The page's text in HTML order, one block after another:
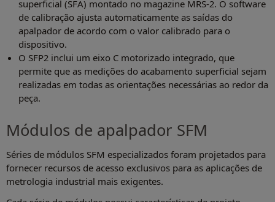
superficial (SFA) montado no magazine MRS-2. O software
de calibração ajusta automaticamente as saídas do
apalpador de acordo com o valor calibrado para o
dispositivo.
O SFP2 inclui um eixo C motorizado integrado, que
permite que as medições do acabamento superficial sejam
realizadas em todas as orientações necessárias ao redor da
peça.
Módulos de apalpador SFM
Séries de módulos SFM especializados foram projetados para
fornecer recursos de acesso exclusivos para as aplicações de
metrologia industrial mais exigentes.